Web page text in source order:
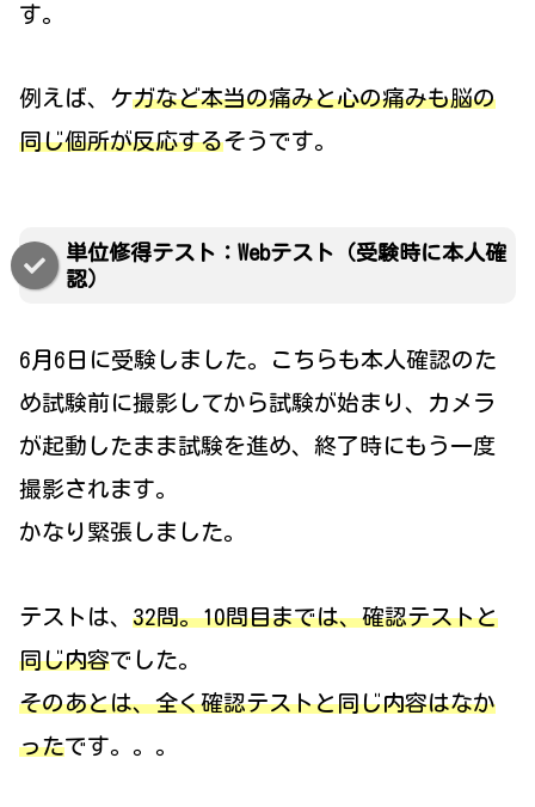
す。
例えば、ケガなど本当の痛みと心の痛みも脳の
同じ個所が反応するそうです。
単位修得テスト：Webテスト（受験時に本人確
認）
6月6日に受験しました。こちらも本人確認のた
め試験前に撮影してから試験が始まり、カメラ
が起動したまま試験を進め、終了時にもう一度
撮影されます。
かなり緊張しました。
テストは、 32問。10問目までは、確認テストと
同じ内容でした。
そのあとは、全く確認テストと同じ内容はなか
ったです。。。